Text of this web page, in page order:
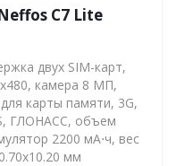
C7 Lite
двух SIM-карт,
камера 8 МП,
карты памяти, 3G,
ГЛОНАСС, объем
2200 мА⋅ч, вес
мм